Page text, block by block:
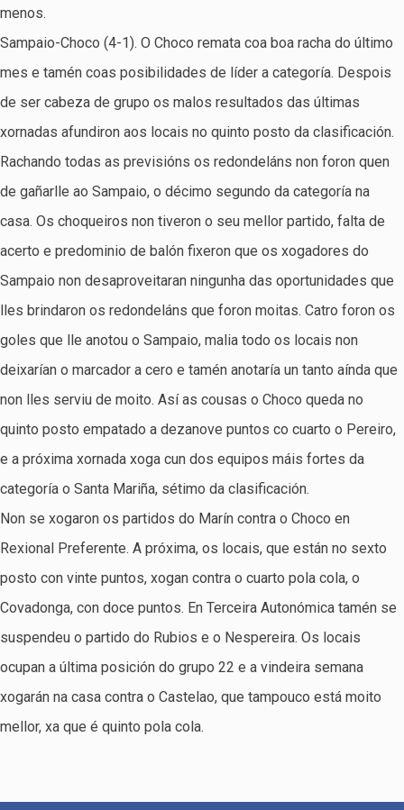
menos.
Sampaio-Choco (4-1). O Choco remata coa boa racha do último
mes e tamén coas posibilidades de líder a categoría. Despois
de ser cabeza de grupo os malos resultados das últimas
xornadas afundiron aos locais no quinto posto da clasificación.
Rachando todas as previsións os redondeláns non foron quen
de gañarlle ao Sampaio, o décimo segundo da categoría na
casa. Os choqueiros non tiveron o seu mellor partido, falta de
acerto e predominio de balón fixeron que os xogadores do
Sampaio non desaproveitaran ningunha das oportunidades que
lles brindaron os redondeláns que foron moitas. Catro foron os
goles que lle anotou o Sampaio, malia todo os locais non
deixarían o marcador a cero e tamén anotaría un tanto aínda que
non lles serviu de moito. Así as cousas o Choco queda no
quinto posto empatado a dezanove puntos co cuarto o Pereiro,
e a próxima xornada xoga cun dos equipos máis fortes da
categoría o Santa Mariña, sétimo da clasificación.
Non se xogaron os partidos do Marín contra o Choco en
Rexional Preferente. A próxima, os locais, que están no sexto
posto con vinte puntos, xogan contra o cuarto pola cola, o
Covadonga, con doce puntos. En Terceira Autonómica tamén se
suspendeu o partido do Rubios e o Nespereira. Os locais
ocupan a última posición do grupo 22 e a vindeira semana
xogarán na casa contra o Castelao, que tampouco está moito
mellor, xa que é quinto pola cola.